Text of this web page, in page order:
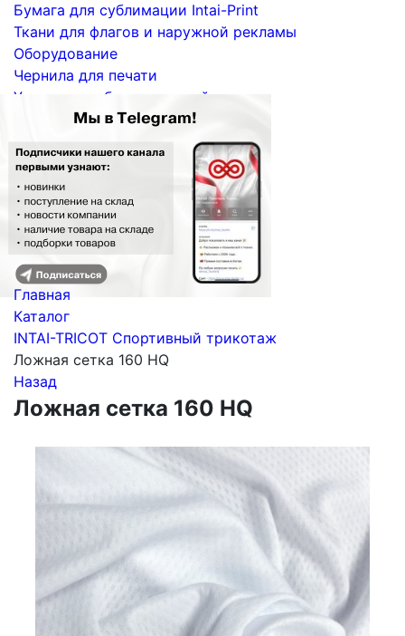
Бумага для сублимации Intai-Print
Ткани для флагов и наружной рекламы
Оборудование
Чернила для печати
Услуги по сублимационной печати
Главная
Каталог
INTAI-TRICOT Спортивный трикотаж
Ложная сетка 160 HQ
Назад
Ложная сетка 160 HQ